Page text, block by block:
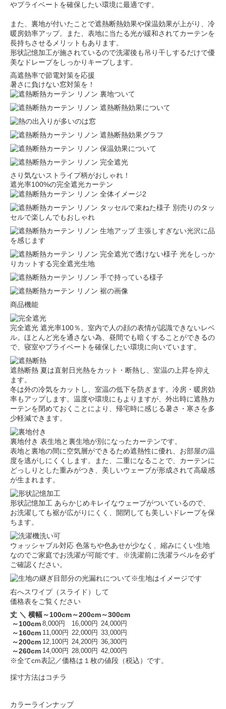
やプライベートを確保したい環境に最適です。
また、裏地が付いたことで遮熱断熱効果や保温効果が上がり、冷
暖房効率アップ。また、表地に当たる光が緩和されてカーテンを
長持ちさせるメリットもあります。
形状記憶加工が施されているので洗濯後も吊り干しするだけで優
美なドレープをしっかりキープします。
高遮熱率で節電対策を応援
暑さに負けない窓対策を！
さり気ないストライプ柄がおしゃれ！
遮光率100%の完全遮光カーテン
別売りのタッ
セルで楽しんでもおしゃれ
主張しすぎない光沢に品
を感じます
光をしっか
りカットする完全遮光生地
商品機能
完全遮光 遮光率100％。室内で人の顔の表情が認識できないレベ
ル。ほとんど光を通さない為、昼間でも暗くすることができるの
で、寝室やプライベートを確保したい環境に向いています。
遮熱断熱 夏は直射日光熱をカット・断熱し、室温の上昇を抑え
ます。
冬は外の冷気をカットし、室温の低下を防ぎます。冷房・暖房効
率もアップします。温度や環境にもよりますが、外出時に遮熱カ
ーテンを閉めておくことにより、帰宅時に感じる暑さ・寒さを多
少軽減できます。
裏地付き 表生地と裏生地が別になったカーテンです。
表地と裏地の間に空気層ができるため遮熱性に優れ、お部屋の温
度を逃がしにくくします。また、二重になることで、カーテンに
どっしりとした重みがつき、美しいウェーブが形成されて高級感
が生まれます。
形状記憶加工 あらかじめキレイなウェーブがついているので、
お洗濯しても裾が広がりにくく、開閉しても美しいドレープを保
ちます。
ウォッシャブル対応 色落ちや色あせが少なく、縮みにくい生地
なのでご家庭でお洗濯が可能です。※洗濯前に洗濯ラベルを必ず
ご確認ください。
※生地はイメージです
右へスワイプ（スライド）して
価格表をご覧ください
丈 ＼ 横幅～100cm～200cm～300cm
～100cm 8,000円 16,000円 24,000円
～160cm 11,000円 22,000円 33,000円
～200cm 12,100円 24,200円 36,300円
～260cm 14,000円 28,000円 42,000円
※全てcm表記／価格は１枚の値段（税込）です。
採寸方法はコチラ
カラーラインナップ